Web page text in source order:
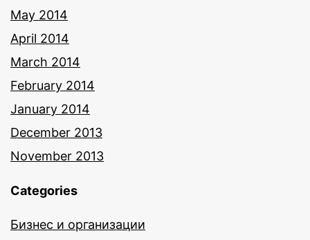
May 2014
April 2014
March 2014
February 2014
January 2014
December 2013
November 2013
Categories
Бизнес и организации